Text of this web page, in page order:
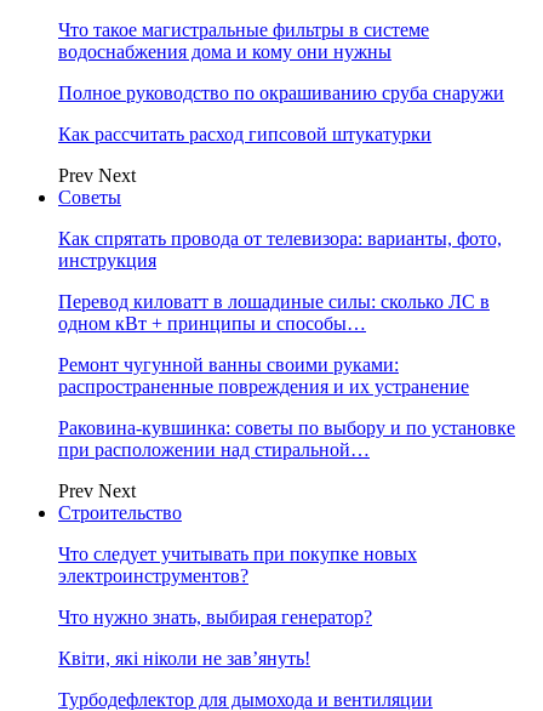
Что такое магистральные фильтры в системе
водоснабжения дома и кому они нужны
Полное руководство по окрашиванию сруба снаружи
Как рассчитать расход гипсовой штукатурки
Prev Next
Советы
Как спрятать провода от телевизора: варианты, фото,
инструкция
Перевод киловатт в лошадиные силы: сколько ЛС в
одном кВт + принципы и способы…
Ремонт чугунной ванны своими руками:
распространенные повреждения и их устранение
Раковина-кувшинка: советы по выбору и по установке
при расположении над стиральной…
Prev Next
Строительство
Что следует учитывать при покупке новых
электроинструментов?
Что нужно знать, выбирая генератор?
Квіти, які ніколи не зав’януть!
Турбодефлектор для дымохода и вентиляции